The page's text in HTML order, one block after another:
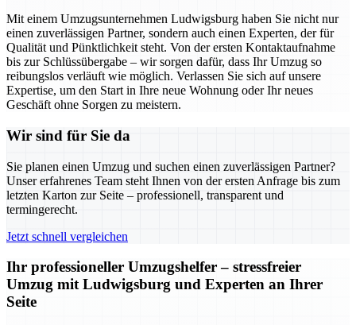
Mit einem Umzugsunternehmen Ludwigsburg haben Sie nicht nur
einen zuverlässigen Partner, sondern auch einen Experten, der für
Qualität und Pünktlichkeit steht. Von der ersten Kontaktaufnahme
bis zur Schlüssübergabe – wir sorgen dafür, dass Ihr Umzug so
reibungslos verläuft wie möglich. Verlassen Sie sich auf unsere
Expertise, um den Start in Ihre neue Wohnung oder Ihr neues
Geschäft ohne Sorgen zu meistern.
Wir sind für Sie da
Sie planen einen Umzug und suchen einen zuverlässigen Partner?
Unser erfahrenes Team steht Ihnen von der ersten Anfrage bis zum
letzten Karton zur Seite – professionell, transparent und
termingerecht.
Jetzt schnell vergleichen
Ihr professioneller Umzugshelfer – stressfreier
Umzug mit Ludwigsburg und Experten an Ihrer
Seite